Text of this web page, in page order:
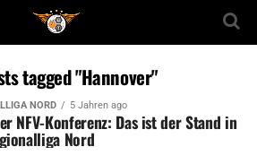
tagged "Hannover"
NORD 5 Jahren ago
NFV-Konferenz: Das ist der Stand in
Nord